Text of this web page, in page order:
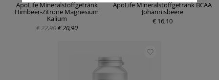
ApoLife Mineralstoffgetränk
Himbeer-Zitrone Magnesium
Kalium
€ 22,90€ 20,90
ApoLife Mineralstoffgetränk BCAA
Johannisbeere
€ 16,10